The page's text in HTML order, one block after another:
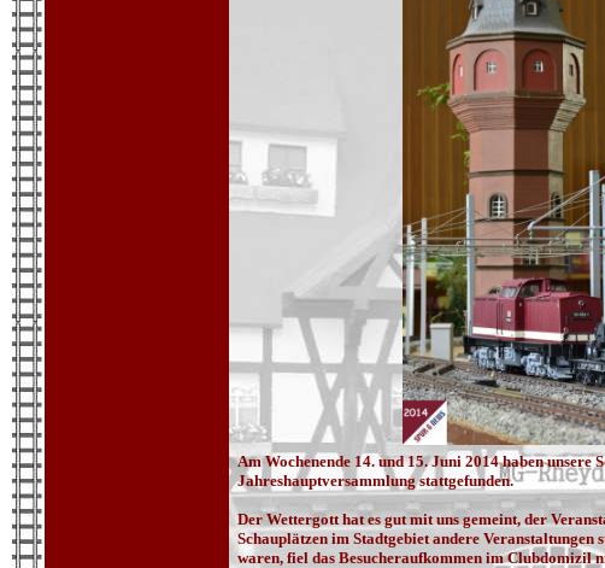
Am Wochenende 14. und 15. Juni 2014 haben
Jahreshauptversammlung stattgefunden.
Der Wettergott hat es gut mit uns gemeint, der
Schauplätzen im Stadtgebiet andere
waren, fiel das Besucheraufkommen im Clubdomizil